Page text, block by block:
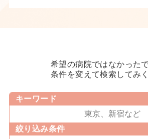
希望の病院ではなかった
条件を変えて検索してみ
キーワード
絞り込み条件